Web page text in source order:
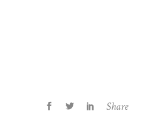
Share